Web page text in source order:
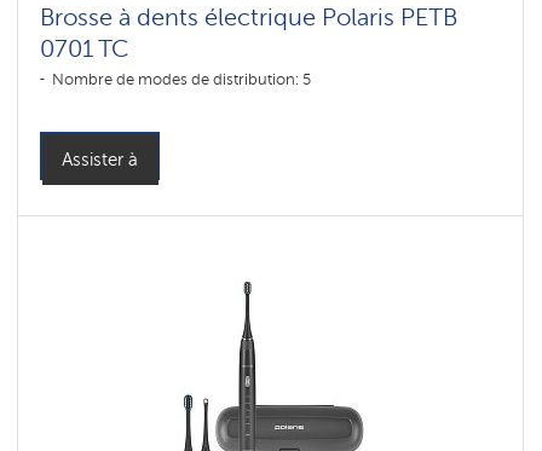
Brosse à dents électrique Polaris PETB
0701 TC
Nombre de modes de distribution: 5
Assister à